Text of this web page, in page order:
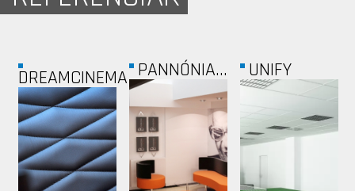
MARGIT
HÁZ
BUDAPEST
ONE...
GETRONICS